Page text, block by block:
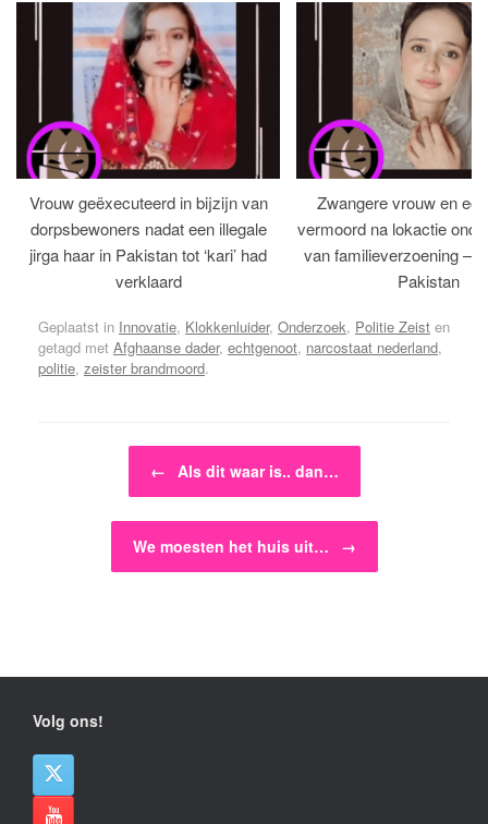
Vrouw geëxecuteerd in bijzijn van
dorpsbewoners nadat een illegale
jirga haar in Pakistan tot ‘kari’ had
verklaard
Zwangere vrouw en
vermoord na lokactie
van familieverzoening –
Pakistan
Geplaatst in Innovatie, Klokkenluider, Onderzoek, Politie Zeist en
getagd met Afghaanse dader, echtgenoot, narcostaat nederland,
politie, zeister brandmoord.
Bericht navigatie
← Als dit waar is.. dan…
We moesten het huis uit… →
Volg ons!